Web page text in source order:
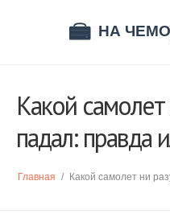
Какой
падал: правда
Главная / Какой самолет ни